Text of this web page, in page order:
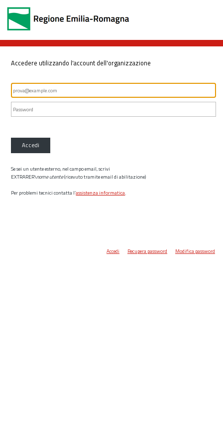
Accedere utilizzando l'account dell'organizzazione
Accedi
Se sei un utente esterno, nel campo email, scrivi
EXTRARER\nome utente(ricevuto tramite email di abilitazione)
Per problemi tecnici contatta l’assistenza informatica.
Accedi Recupera password Modifica password